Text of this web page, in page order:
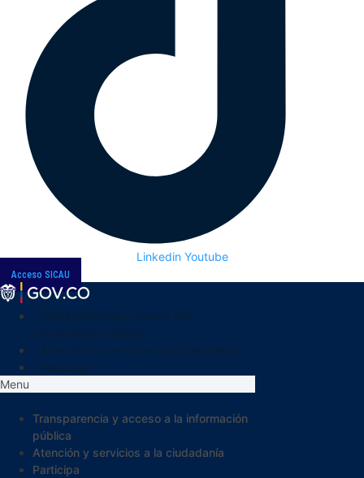
Linkedin Youtube
Acceso SICAU
Menu
Transparencia y acceso a la información
pública
Atención y servicios a la ciudadanía
Participa